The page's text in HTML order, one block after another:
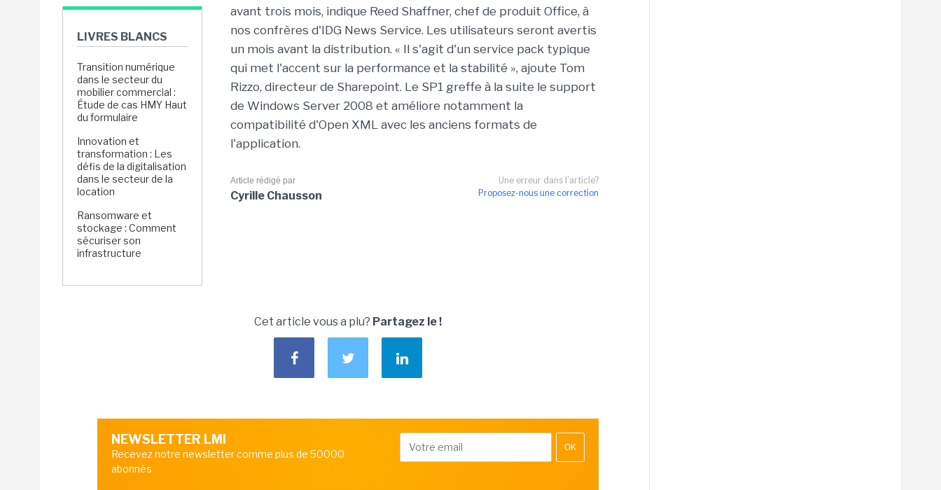
LIVRES BLANCS
Transition numérique
dans le secteur du
mobilier commercial :
Étude de cas HMY Haut
du formulaire
Innovation et
transformation : Les
défis de la digitalisation
dans le secteur de la
location
Ransomware et
stockage : Comment
sécuriser son
infrastructure
avant trois mois, indique Reed Shaffner, chef de produit Office, à
nos confrères d'IDG News Service. Les utilisateurs seront avertis
un mois avant la distribution. « Il s'agit d'un service pack typique
qui met l'accent sur la performance et la stabilité », ajoute Tom
Rizzo, directeur de Sharepoint. Le SP1 greffe à la suite le support
de Windows Server 2008 et améliore notamment la
compatibilité d'Open XML avec les anciens formats de
l'application.
Une erreur dans l'article?
Proposez-nous une correction
Article rédigé par
Cyrille Chausson
Cet article vous a plu? Partagez le !
NEWSLETTER LMI
Recevez notre newsletter comme plus de 50000
abonnés
OK